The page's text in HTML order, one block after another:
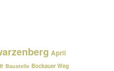
April
Baustelle Bockauer Weg